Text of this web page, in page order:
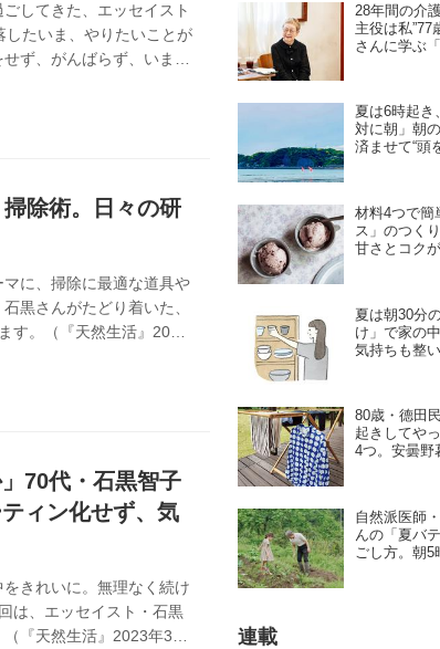
してきた、エッセイスト
たいま、やりたいことが
ず、がんばらず、いまの
んが挑戦してみたい小さ
2月号掲載）
除術。日々の研
に、掃除に最適な道具や
黒さんがたどり着いた、
す。（『天然生活』2023
70代・石黒智子
ィン化せず、気
きれいに。無理なく続け
は、エッセイスト・石黒
『天然生活』2023年3月
28年間の介
主役は私”77
さんに学ぶ
夏は6時起き
対に朝」朝
済ませて“頭
材料4つで簡
ス」のつく
甘さとコク
夏は朝30分
け」で家の
気持ちも整い
80歳・德田
起きしてや
4つ。安曇野
自然派医師
んの「夏バ
ごし方。朝5
連載